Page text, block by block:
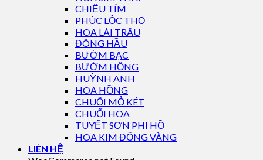
CHIỀU TÍM
PHÚC LỘC THỌ
HOA LÀI TRÂU
ĐÔNG HẦU
BƯỚM BẠC
BƯỚM HỒNG
HUỲNH ANH
HOA HỒNG
CHUỐI MỎ KÉT
CHUỐI HOA
TUYẾT SƠN PHI HỒ
HOA KIM ĐỒNG VÀNG
LIÊN HỆ